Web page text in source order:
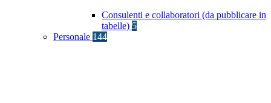
Consulenti e collaboratori (da pubblicare in
tabelle) 5
Personale 144